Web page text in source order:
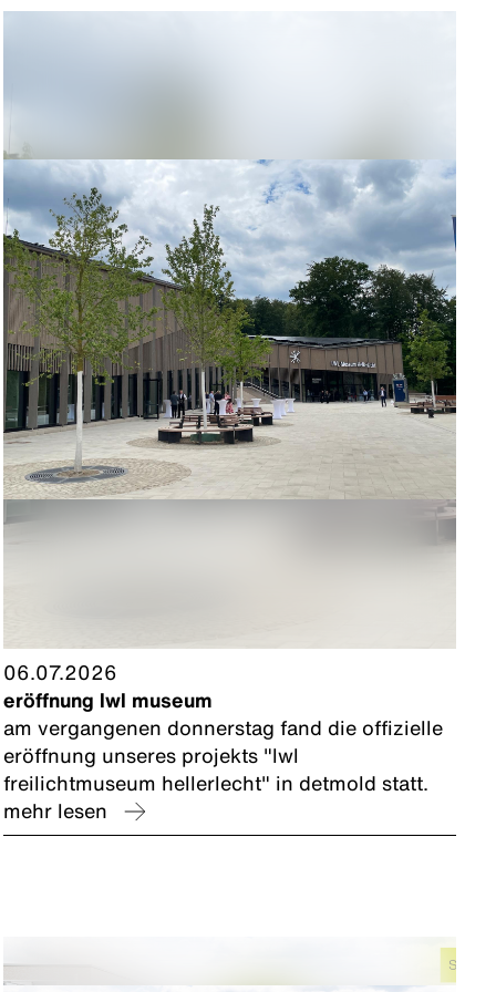
06.07.2026
eröffnung lwl museum
am vergangenen donnerstag fand die offizielle
eröffnung unseres projekts "lwl
freilichtmuseum hellerlecht" in detmold statt.
mehr lesen